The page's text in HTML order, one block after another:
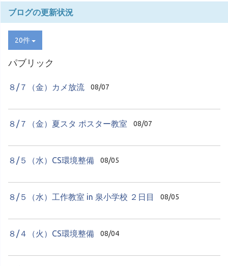
ブログの更新状況
20件
パブリック
８/７（金）カメ放流 08/07
８/７（金）夏スタ ポスター教室 08/07
８/５（水）CS環境整備 08/05
８/５（水）工作教室 in 泉小学校 ２日目 08/05
８/４（火）CS環境整備 08/04